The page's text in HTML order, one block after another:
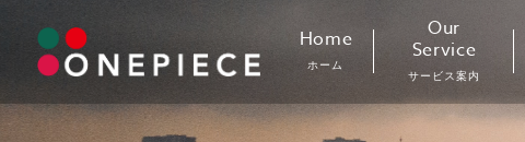
content
Home
ホーム
Our
Service
サービス案内